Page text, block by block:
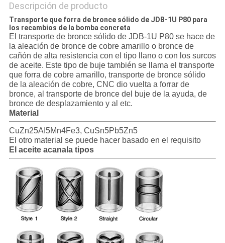
CONTACTA
CON
NOSOTROS
NOTICIAS
CASOS
DE
TRABAJO
MAPA
DEL
SITIO
Descripción de producto
Transporte que forra de bronce sólido de JDB-1U P80 para
los recambios de la bomba concreta
El transporte de bronce sólido de JDB-1U P80 se hace de
la aleación de bronce de cobre amarillo o bronce de
cañón de alta resistencia con el tipo llano o con los surcos
de aceite. Este tipo de buje también se llama el transporte
que forra de cobre amarillo, transporte de bronce sólido
de la aleación de cobre, CNC dio vuelta a forrar de
bronce, al transporte de bronce del buje de la ayuda, de
bronce de desplazamiento y al etc.
Material
CuZn25AI5Mn4Fe3, CuSn5Pb5Zn5
El otro material se puede hacer basado en el requisito
El aceite acanala tipos